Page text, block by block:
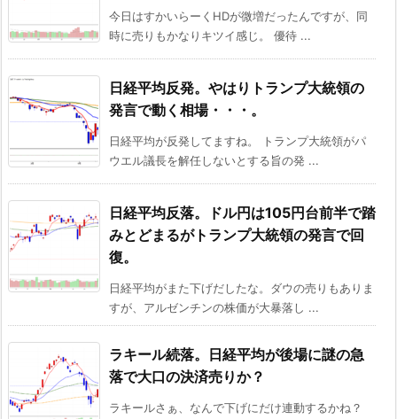
今日はすかいらーくHDが微増だったんですが、同
時に売りもかなりキツイ感じ。 優待 ...
日経平均反発。やはりトランプ大統領の
発言で動く相場・・・。
日経平均が反発してますね。 トランプ大統領がパ
ウエル議長を解任しないとする旨の発 ...
日経平均反落。ドル円は105円台前半で踏
みとどまるがトランプ大統領の発言で回
復。
日経平均がまた下げだしたな。ダウの売りもありま
すが、アルゼンチンの株価が大暴落し ...
ラキール続落。日経平均が後場に謎の急
落で大口の決済売りか？
ラキールさぁ、なんで下げにだけ連動するかね？